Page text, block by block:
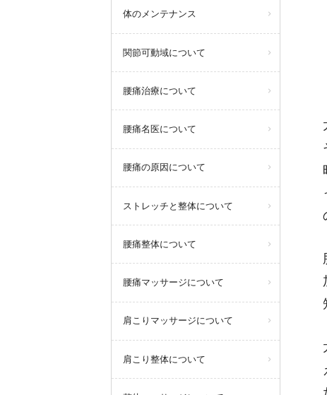
体のメンテナンス
関節可動域について
腰痛治療について
腰痛名医について
腰痛の原因について
ストレッチと整体について
腰痛整体について
腰痛マッサージについて
肩こりマッサージについて
肩こり整体について